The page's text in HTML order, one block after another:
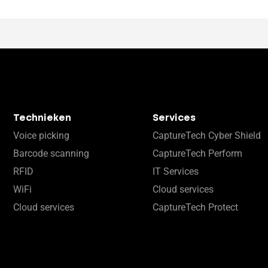
Technieken
Voice picking
Barcode scanning
RFID
WiFi
Cloud services
Services
CaptureTech Cyber Shield
CaptureTech Perform
IT Services
Cloud services
CaptureTech Protect